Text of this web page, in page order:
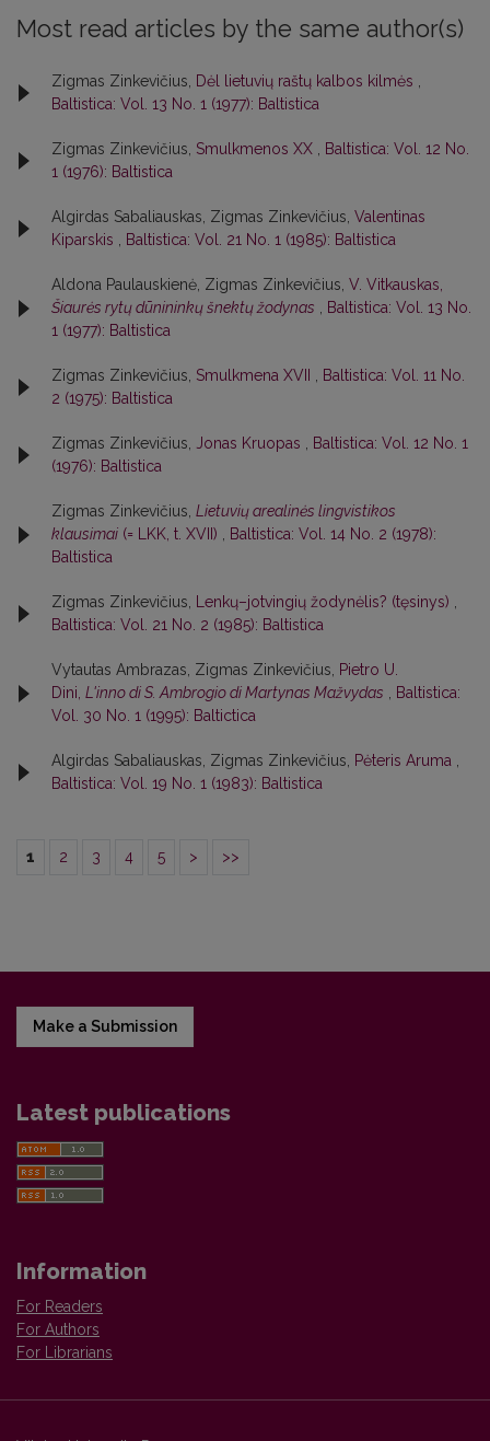
Most read articles by the same author(s)
Zigmas Zinkevičius, Dėl lietuvių raštų kalbos kilmės
Baltistica: Vol. 13 No. 1 (1977): Baltistica
Zigmas Zinkevičius, Smulkmenos XX
Baltistica: Vol. 12 No.
1 (1976): Baltistica
Algirdas Sabaliauskas, Zigmas Zinkevičius, Valentinas
Kiparskis
Baltistica: Vol. 21 No. 1 (1985): Baltistica
Aldona Paulauskienė, Zigmas Zinkevičius, V. Vitkauskas,
Šiaurės rytų dūnininkų šnektų žodynas
Baltistica: Vol. 13 No.
1 (1977): Baltistica
Zigmas Zinkevičius, Smulkmena XVII
Baltistica: Vol. 11 No.
2 (1975): Baltistica
Zigmas Zinkevičius, Jonas Kruopas
Baltistica: Vol. 12 No. 1
(1976): Baltistica
Zigmas Zinkevičius, Lietuvių arealinės lingvistikos
klausimai (= LKK, t. XVII)
Baltistica: Vol. 14 No. 2 (1978):
Baltistica
Zigmas Zinkevičius, Lenkų–jotvingių žodynėlis? (tęsinys)
Baltistica: Vol. 21 No. 2 (1985): Baltistica
Vytautas Ambrazas, Zigmas Zinkevičius,
Pietro U.
Dini, L'inno di S. Ambrogio di Martynas Mažvydas
Baltistica:
Vol. 30 No. 1 (1995): Baltictica
Algirdas Sabaliauskas, Zigmas Zinkevičius, Pėteris Aruma
Baltistica: Vol. 19 No. 1 (1983): Baltistica
1 2 3 4 5 > >>
Make a Submission
Latest publications
Information
For Readers
For Authors
For Librarians